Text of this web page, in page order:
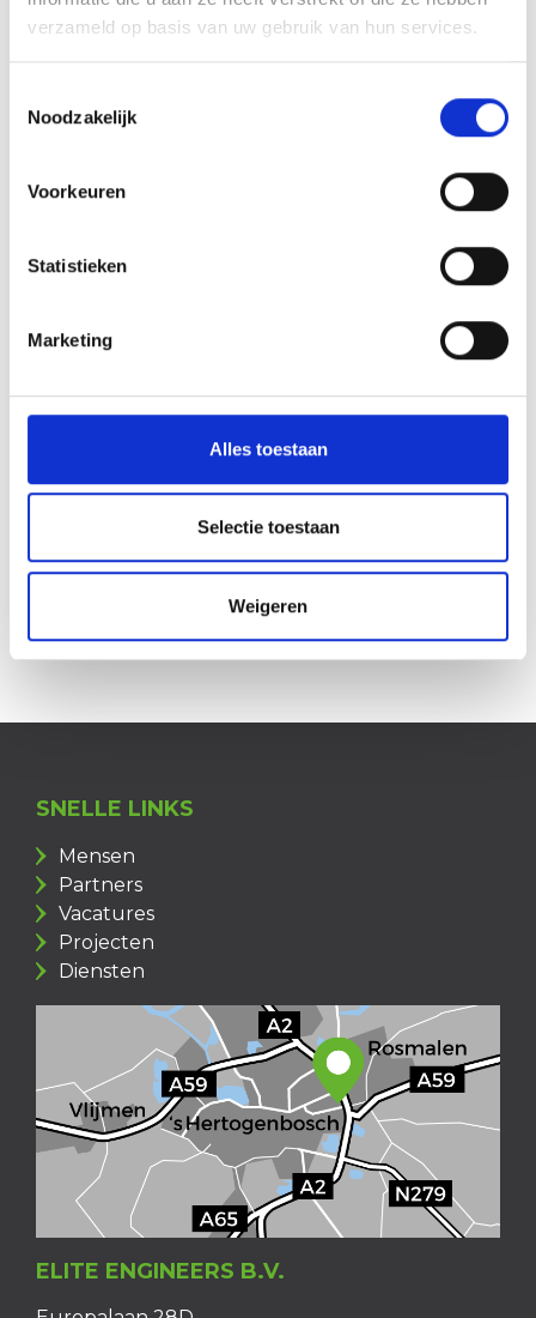
verzameld op basis van uw gebruik van hun services.
Noodzakelijk
Voorkeuren
Statistieken
Marketing
Alles toestaan
Selectie toestaan
Weigeren
standaarden die je gemakkelijk kunt
Interesse of vragen?
Engineers, we helpen je graag verder.
Fusies & overnames
Inrichten infrastructuur
Migraties, transities & verhuizingen
SD-WAN Proof of Concepts
SNELLE LINKS
Mensen
Partners
Vacatures
Projecten
Diensten
ELITE ENGINEERS B.V.